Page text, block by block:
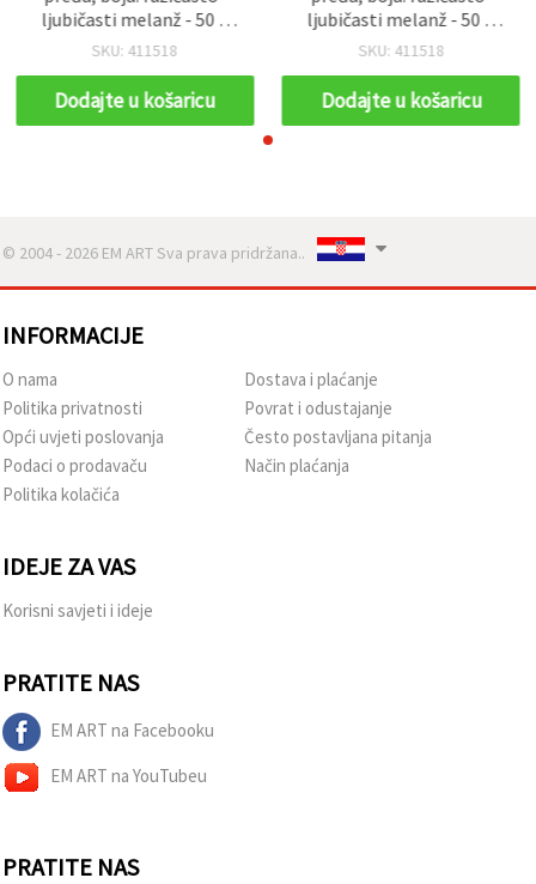
ljubičasti melanž - 50 g
(~2,9 m) za pletenje i
SKU: 411518
Dodajte u košaricu
ljubičasti melanž - 50 g
(~2,9 m) za pletenje i
SKU: 411518
Dodajte u košaricu
© 2004 - 2026 EM ART Sva prava pridržana..
INFORMACIJE
O nama
Politika privatnosti
Opći uvjeti poslovanja
Podaci o prodavaču
Politika kolačića
Dostava i plaćanje
Povrat i odustajanje
Često postavljana pitanja
Način plaćanja
IDEJE ZA VAS
Korisni savjeti i ideje
PRATITE NAS
EM ART na Facebooku
EM ART na YouTubeu
PRATITE NAS